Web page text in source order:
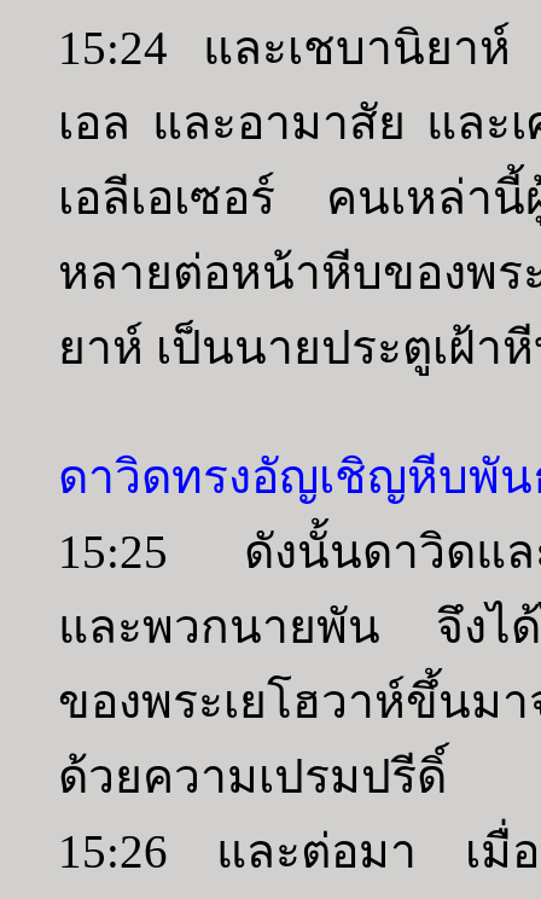
15:24 และเชบานิยา
เอล และอามาสัย และ
เอลีเอเซอร์ คนเหล่านี้
หลายต่อหน้าหีบของพร
ยาห์ เป็นนายประตูเฝ้า
ดาวิดทรงอัญเชิญหีบพั
15:25 ดังนั้นดาวิดแล
และพวกนายพัน จึงไ
ของพระเยโฮวาห์ขึ้นม
ด้วยความเปรมปรีดิ์
15:26 และต่อมา เมื่อ